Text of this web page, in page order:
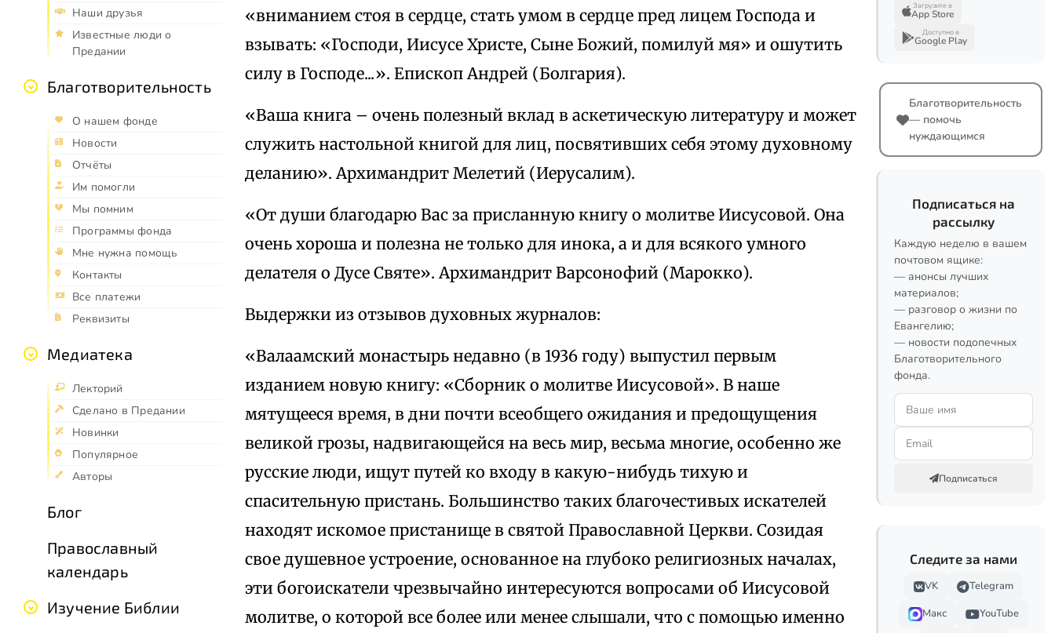
Наши друзья
Известные люди о
Предании
Благотворительность
О нашем фонде
Новости
Отчёты
Им помогли
Мы помним
Программы фонда
Мне нужна помощь
Контакты
Все платежи
Реквизиты
Медиатека
Лекторий
Сделано в Предании
Новинки
Популярное
Авторы
Блог
Православный
календарь
Изучение Библии
«вниманием стоя в сердце, стать умом в сердце пред лицем Господа и
взывать: «Господи, Иисусе Христе, Сыне Божий, помилуй мя» и ошутить
силу в Господе...». Епископ Андрей (Болгария).
«Ваша книга – очень полезный вклад в аскетическую литературу и может
служить настольной книгой для лиц, посвятивших себя этому духовному
деланию». Архимандрит Мелетий (Иерусалим).
«От души благодарю Вас за присланную книгу о молитве Иисусовой. Она
очень хороша и полезна не только для инока, а и для всякого умного
делателя о Дусе Святе». Архимандрит Варсонофий (Марокко).
Выдержки из отзывов духовных журналов:
«Валаамский монастырь недавно (в 1936 году) выпустил первым
изданием новую книгу: «Сборник о молитве Иисусовой». В наше
мятущееся время, в дни почти всеобщего ожидания и предощущения
великой грозы, надвигающейся на весь мир, весьма многие, особенно же
русские люди, ищут путей ко входу в какую-нибудь тихую и
спасительную пристань. Большинство таких благочестивых искателей
находят искомое пристанище в святой Православной Церкви. Созидая
свое душевное устроение, основанное на глубоко религиозных началах,
эти богоискатели чрезвычайно интересуются вопросами об Иисусовой
молитве, о которой все более или менее слышали, что с помощью именно
Загрузите в
App Store
Доступно в
Google Play
Благотворительность
— помочь
нуждающимся
Подписаться на
рассылку
Каждую неделю в вашем
почтовом ящике:
— анонсы лучших
материалов;
— разговор о жизни по
Евангелию;
— новости подопечных
Благотворительного
фонда.
Подписаться
Следите за нами
VK
Telegram
Макс
YouTube